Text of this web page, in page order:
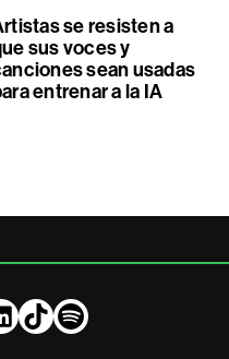
se resisten a
sus voces y
sean usadas
entrenar a la IA